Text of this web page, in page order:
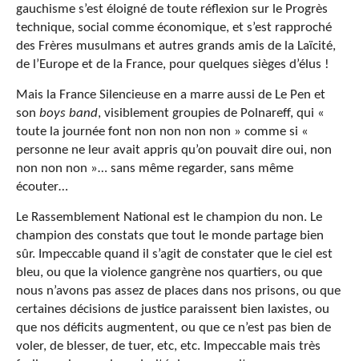
gauchisme s’est éloigné de toute réflexion sur le Progrès
technique, social comme économique, et s’est rapproché
des Frères musulmans et autres grands amis de la Laïcité,
de l’Europe et de la France, pour quelques sièges d’élus !
Mais la France Silencieuse en a marre aussi de Le Pen et
son boys band, visiblement groupies de Polnareff, qui «
toute la journée font non non non non » comme si «
personne ne leur avait appris qu’on pouvait dire oui, non
non non non »… sans même regarder, sans même
écouter…
Le Rassemblement National est le champion du non. Le
champion des constats que tout le monde partage bien
sûr. Impeccable quand il s’agit de constater que le ciel est
bleu, ou que la violence gangrène nos quartiers, ou que
nous n’avons pas assez de places dans nos prisons, ou que
certaines décisions de justice paraissent bien laxistes, ou
que nos déficits augmentent, ou que ce n’est pas bien de
voler, de blesser, de tuer, etc, etc. Impeccable mais très